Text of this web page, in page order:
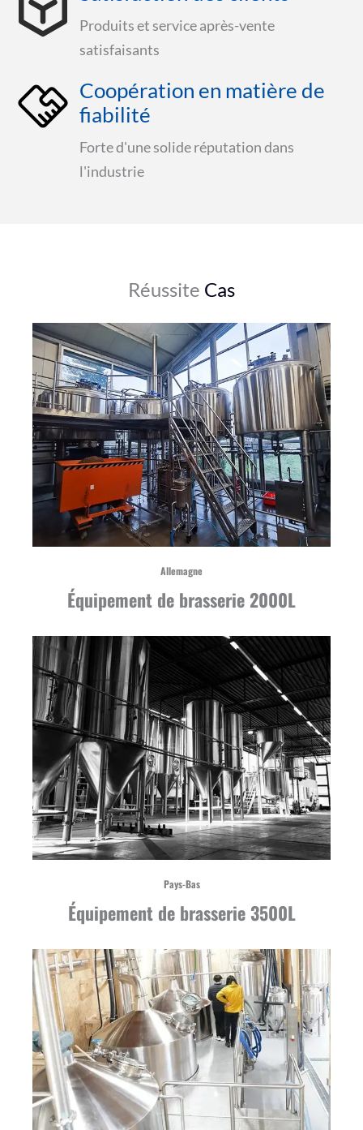
Produits et service après-vente
satisfaisants
Coopération en matière de
fiabilité
Forte d'une solide réputation dans
l'industrie
Réussite Cas
Allemagne
Équipement de brasserie 2000L
Pays-Bas
Équipement de brasserie 3500L